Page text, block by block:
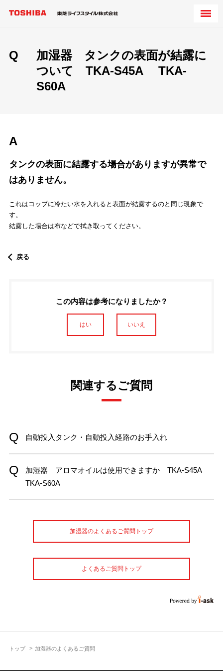
トップ 加湿器のよくあるご質問
Q
加湿器 タンクの表面が結露に
ついて TKA-S45A TKA-
S60A
A
タンクの表面に結露する場合がありますが異常で
はありません。
これはコップに冷たい水を入れると表面が結露するのと同じ現象で
す。
結露した場合は布などで拭き取ってください。
戻る
この内容は参考になりましたか？
はい いいえ
関連するご質問
自動投入タンク・自動投入経路のお手入れ
加湿器 アロマオイルは使用できますか TKA-S45A
TKA-S60A
加湿器のよくあるご質問トップ
よくあるご質問トップ